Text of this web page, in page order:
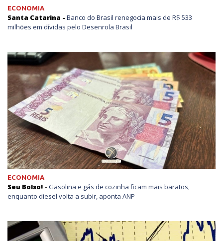
ECONOMIA
Santa Catarina - Banco do Brasil renegocia mais de R$ 533
milhões em dívidas pelo Desenrola Brasil
ECONOMIA
Seu Bolso! - Gasolina e gás de cozinha ficam mais baratos,
enquanto diesel volta a subir, aponta ANP